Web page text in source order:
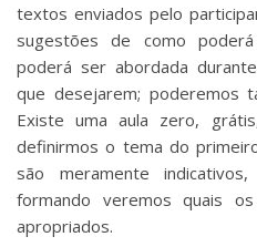
textos enviados pelo
sugestões de como
poderá ser abordada
que desejarem; poderemos
Existe uma aula zero,
definirmos o tema do
são meramente
formando veremos quais
apropriados.